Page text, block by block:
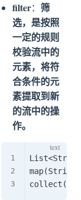
filter：筛
选，是按照
一定的规则
校验流中的
元素，将符
合条件的元
素提取到新
的流中的操
作。